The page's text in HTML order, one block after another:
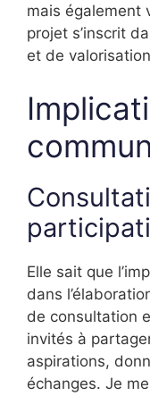
mais également
projet s’inscrit
et de
Elle sait que
dans
de consultation
invités à
aspirations,
échanges. Je